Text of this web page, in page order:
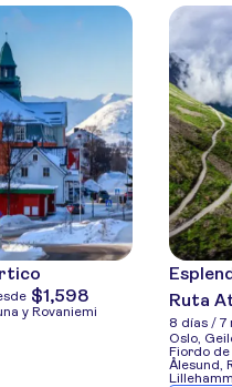
$1,598
y Rovaniemi
Ruta
8 días / 7
Oslo,
Fiordo de
Ålesund,